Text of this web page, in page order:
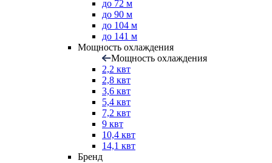
до 72 м
до 90 м
до 104 м
до 141 м
Мощность охлаждения
Мощность охлаждения
2,2 квт
2,8 квт
3,6 квт
5,4 квт
7,2 квт
9 квт
10,4 квт
14,1 квт
Бренд